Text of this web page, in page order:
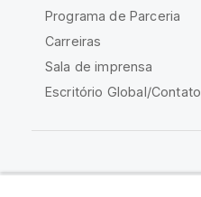
Programa de Parceria
Carreiras
Sala de imprensa
Escritório Global/Contato